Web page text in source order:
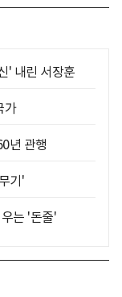
' 내린 서장훈
가
년 관행
기'
는 '돈줄'